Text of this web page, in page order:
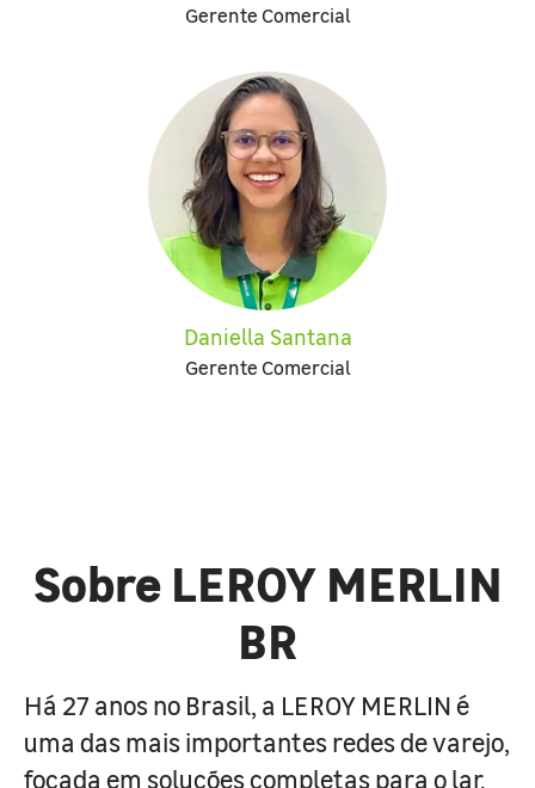
Gerente Comercial
Daniella Santana
Gerente Comercial
Sobre LEROY MERLIN
BR
Há 27 anos no Brasil, a LEROY MERLIN é
uma das mais importantes redes de varejo,
focada em soluções completas para o lar.